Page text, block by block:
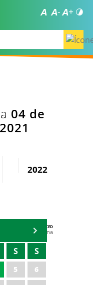
04 de
2022
AGENDA DA CODED/CED
Vagna Lima
S S
5
6